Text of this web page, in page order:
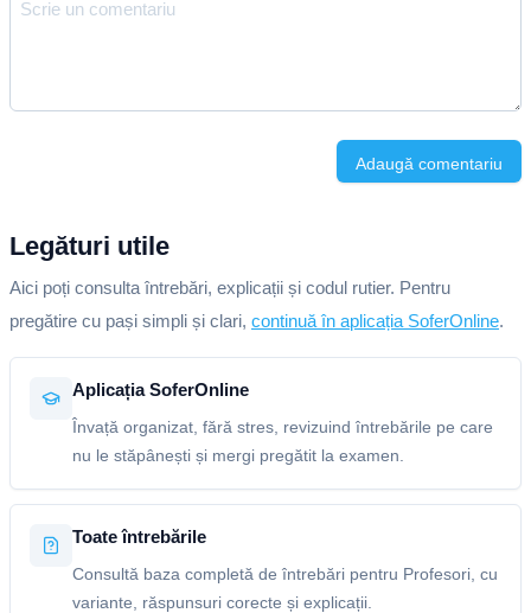
Adaugă comentariu
Legături utile
Aici poți consulta întrebări, explicații și codul rutier. Pentru
pregătire cu pași simpli și clari, continuă în aplicația SoferOnline.
Aplicația SoferOnline
Învață organizat, fără stres, revizuind întrebările pe care
nu le stăpânești și mergi pregătit la examen.
Toate întrebările
Consultă baza completă de întrebări pentru Profesori, cu
variante, răspunsuri corecte și explicații.